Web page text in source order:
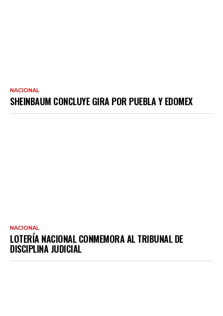
NACIONAL
SHEINBAUM CONCLUYE GIRA POR PUEBLA Y EDOMEX
NACIONAL
LOTERÍA NACIONAL CONMEMORA AL TRIBUNAL DE
DISCIPLINA JUDICIAL